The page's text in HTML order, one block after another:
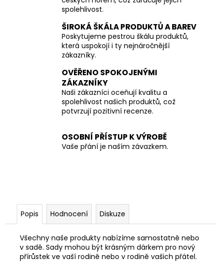
spolehlivost.
ŠIROKÁ ŠKÁLA PRODUKTŮ A BAREV
Poskytujeme pestrou škálu produktů,
která uspokojí i ty nejnáročnější
zákazníky.
OVĚŘENO SPOKOJENÝMI
ZÁKAZNÍKY
Naši zákazníci oceňují kvalitu a
spolehlivost našich produktů, což
potvrzují pozitivní recenze.
OSOBNÍ PŘÍSTUP K VÝROBĚ
Vaše přání je naším závazkem.
Popis Hodnocení Diskuze
Všechny naše produkty nabízíme samostatně nebo
v sadě. Sady mohou být krásným dárkem pro nový
přírůstek ve vaší rodině nebo v rodině vašich přátel.